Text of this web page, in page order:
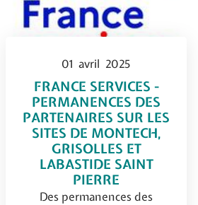
01 avril 2025
FRANCE SERVICES -
PERMANENCES DES
PARTENAIRES SUR LES
SITES DE MONTECH,
GRISOLLES ET
LABASTIDE SAINT
PIERRE
Des permanences des